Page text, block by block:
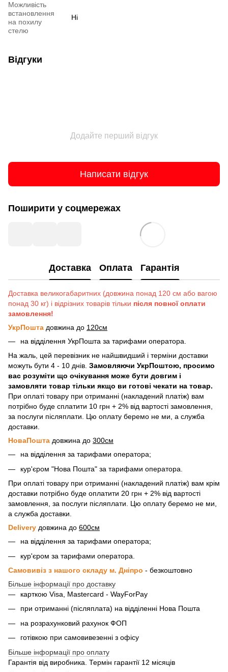
Можливість
встановлення
на похилу
стелю
Ні
Відгуки
Додайте перший відгук
Написати відгук
Поширити у соцмережах
Доставка Оплата Гарантія
Доставка великогабаритних (довжина понад 120 см або вагою
понад 30 кг) і відрізних товарів тільки після повної оплати
замовлення!
УкрПошта довжина до 120см
на відділення УкрПошта за тарифами оператора.
На жаль, цей перевізник не найшвидший і терміни доставки
можуть бути 4 - 10 днів. Замовляючи УкрПоштою, просимо
вас розуміти що очікування може бути довгим і
замовляти товар тільки якщо ви готові чекати на товар.
При оплаті товару при отриманні (накладений платіж) вам
потрібно буде сплатити 10 грн + 2% від вартості замовлення,
за послуги післяплати. Цю оплату беремо не ми, а служба
доставки.
НоваПошта довжина до 300см
на відділення за тарифами оператора;
кур'єром "Нова Пошта" за тарифами оператора.
При оплаті товару при отриманні (накладений платіж) вам крім
доставки потрібно буде оплатити 20 грн + 2% від вартості
замовлення, за послуги післяплати. Цю оплату беремо не ми,
а служба доставки.
Delivery довжина до 600см
на відділення за тарифами оператора;
кур'єром за тарифами оператора.
Самовивіз з нашого складу м. Дніпро - безкоштовно
Більше інформації про доставку
карткою Visa, Mastercard - WayForPay
при отриманні (післяплата) на відділенні Нова Пошта
на розрахунковий рахунок ФОП
готівкою при самовивезенні з офісу
Більше інформації про оплату
Гарантія від виробника. Термін гарантії 12 місяців